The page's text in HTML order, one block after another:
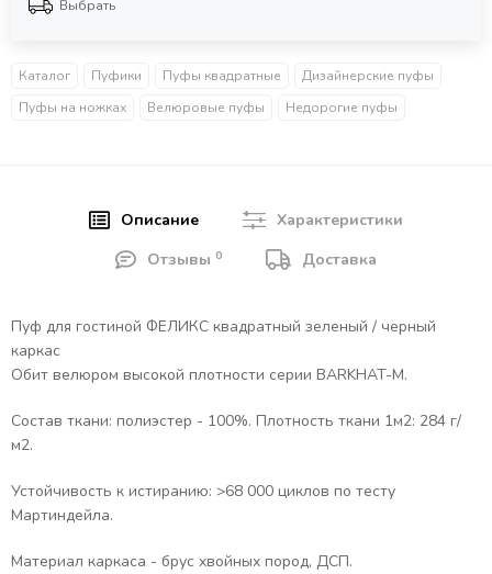
Выбрать
Каталог Пуфики Пуфы квадратные
Дизайнерские пуфы
Пуфы на ножках
Велюровые пуфы Недорогие пуфы
Описание
Характеристики
Отзывы 0 Доставка
Пуф для гостиной ФЕЛИКС квадратный зеленый / черный
каркас
Обит велюром высокой плотности серии BARKHAT-M.
Состав ткани: полиэстер - 100%. Плотность ткани 1м2: 284 г/
м2.
Устойчивость к истиранию: >68 000 циклов по тесту
Мартиндейла.
Материал каркаса - брус хвойных пород, ДСП.